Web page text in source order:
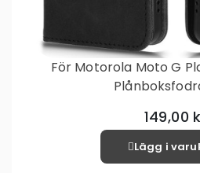
För Motorola Moto G
149,00
Lägg i